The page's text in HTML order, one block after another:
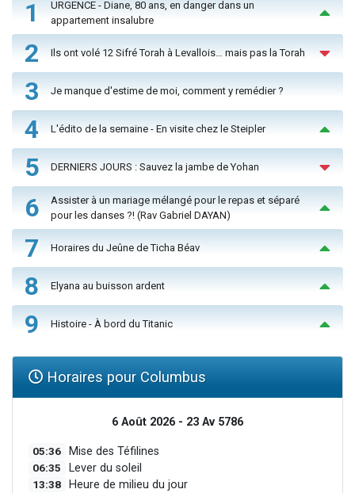
1
URGENCE - Diane, 80 ans, en danger dans un
appartement insalubre
2 Ils ont volé 12 Sifré Torah à Levallois… mais pas la Torah
3 Je manque d'estime de moi, comment y remédier ?
4 L'édito de la semaine - En visite chez le Steipler
5 DERNIERS JOURS : Sauvez la jambe de Yohan
6
Assister à un mariage mélangé pour le repas et séparé
pour les danses ?! (Rav Gabriel DAYAN)
7 Horaires du Jeûne de Ticha Béav
8 Elyana au buisson ardent
9 Histoire - À bord du Titanic
Horaires pour Columbus
6 Août 2026 - 23 Av 5786
05:36 Mise des Téfilines
06:35 Lever du soleil
13:38 Heure de milieu du jour